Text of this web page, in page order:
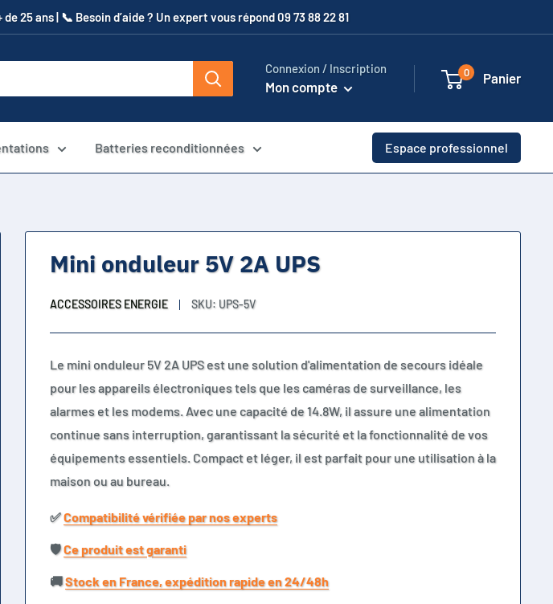
25 ans | 📞​ Besoin d’aide ? Un expert vous répond 09 73 88 22 81
Connexion / Inscription
Mon compte
0 Panier
Batteries reconditionnées Espace professionnel
Mini onduleur 5V 2A UPS
ACCESSOIRES ENERGIE SKU: UPS-5V
Le mini onduleur 5V 2A UPS est une solution d'alimentation de secours idéale
pour les appareils électroniques tels que les caméras de surveillance, les
alarmes et les modems. Avec une capacité de 14.8W, il assure une alimentation
continue sans interruption, garantissant la sécurité et la fonctionnalité de vos
équipements essentiels. Compact et léger, il est parfait pour une utilisation à la
maison ou au bureau.
✅​Compatibilité vérifiée par nos experts
🛡️​Ce produit est garanti
🚚​Stock en France, expédition rapide en 24/48h